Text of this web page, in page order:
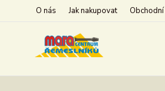
O nás Jak nakupovat